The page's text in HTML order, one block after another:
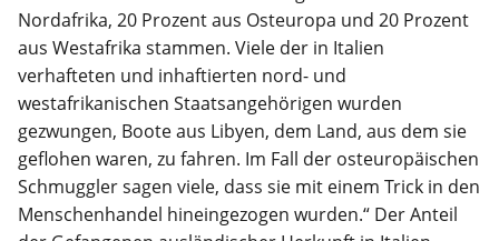
Nordafrika, 20 Prozent aus Osteuropa und 20 Prozent
aus Westafrika stammen. Viele der in Italien
verhafteten und inhaftierten nord- und
westafrikanischen Staatsangehörigen wurden
gezwungen, Boote aus Libyen, dem Land, aus dem sie
geflohen waren, zu fahren. Im Fall der osteuropäischen
Schmuggler sagen viele, dass sie mit einem Trick in den
Menschenhandel hineingezogen wurden.“ Der Anteil